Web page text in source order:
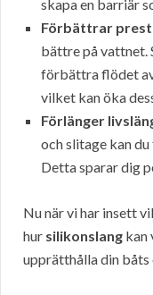
skapa en barriär
Förbättrar
bättre på vattnet.
förbättra flödet
vilket kan öka
Förlänger
och slitage kan
Detta sparar dig
Nu när vi har insett
hur silikonslang kan
upprätthålla din